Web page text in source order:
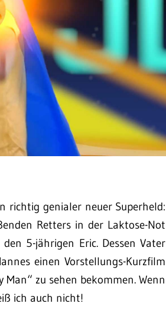
richtig genialer neuer Superheld:
Retters in der Laktose-Not
5-jährigen Eric. Dessen Vater
einen Vorstellungs-Kurzfilm
zu sehen bekommen. Wenn
ich auch nicht!